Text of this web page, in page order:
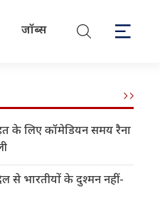
जॉब्स
के लिए कॉमेडियन समय रैना
से भारतीयों के दुश्मन नहीं-